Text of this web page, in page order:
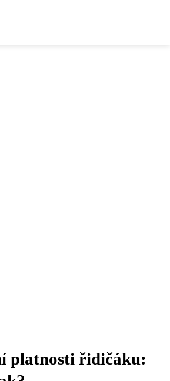
platnosti řidičáku: